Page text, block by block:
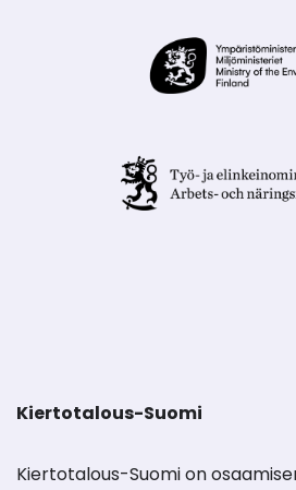
Kiertotalous-Suomi
Kiertotalous-Suomi on